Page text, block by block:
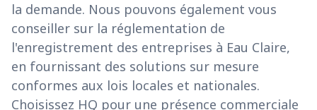
la demande. Nous pouvons également vous
conseiller sur la réglementation de
l'enregistrement des entreprises à Eau Claire,
en fournissant des solutions sur mesure
conformes aux lois locales et nationales.
Choisissez HQ pour une présence commerciale